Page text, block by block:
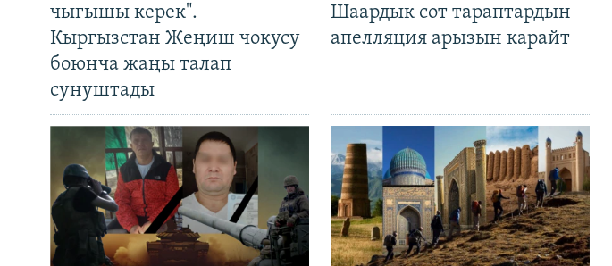
чыгышы керек".
Кыргызстан Жеңиш чокусу
боюнча жаңы талап
сунуштады
Шаардык сот тараптардын
апелляция арызын карайт